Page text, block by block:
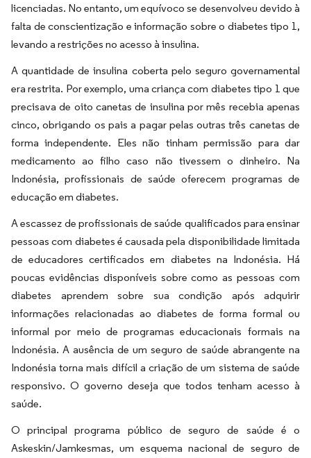
licenciadas. No entanto, um equívoco se desenvolveu devido à
falta de conscientização e informação sobre o diabetes tipo 1,
levando a restrições no acesso à insulina.
A quantidade de insulina coberta pelo seguro governamental
era restrita. Por exemplo, uma criança com diabetes tipo 1 que
precisava de oito canetas de insulina por mês recebia apenas
cinco, obrigando os pais a pagar pelas outras três canetas de
forma independente. Eles não tinham permissão para dar
medicamento ao filho caso não tivessem o dinheiro. Na
Indonésia, profissionais de saúde oferecem programas de
educação em diabetes.
A escassez de profissionais de saúde qualificados para ensinar
pessoas com diabetes é causada pela disponibilidade limitada
de educadores certificados em diabetes na Indonésia. Há
poucas evidências disponíveis sobre como as pessoas com
diabetes aprendem sobre sua condição após adquirir
informações relacionadas ao diabetes de forma formal ou
informal por meio de programas educacionais formais na
Indonésia. A ausência de um seguro de saúde abrangente na
Indonésia torna mais difícil a criação de um sistema de saúde
responsivo. O governo deseja que todos tenham acesso à
saúde.
O principal programa público de seguro de saúde é o
Askeskin/Jamkesmas, um esquema nacional de seguro de